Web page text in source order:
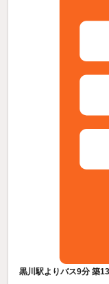
黒川駅よりバス9分 築